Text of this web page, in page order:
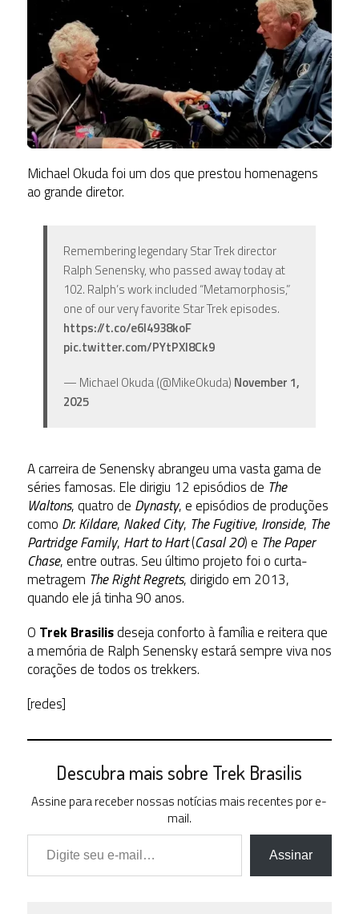
Michael Okuda foi um dos que prestou homenagens
ao grande diretor.
Remembering legendary Star Trek director
Ralph Senensky, who passed away today at
102. Ralph’s work included “Metamorphosis,”
one of our very favorite Star Trek episodes.
https://t.co/e6I4938koF
pic.twitter.com/PYtPXI8Ck9
— Michael Okuda (@MikeOkuda) November 1,
2025
Acarreira de Senensky abrangeu uma vasta gama de
séries famosas. Ele dirigiu 12 episódios de The
Waltons, quatro de Dynasty, e episódios de produções
como Dr. Kildare, Naked City, The Fugitive, Ironside, The
Partridge Family, Hart to Hart(Casal 20)e The Paper
Chase, entre outras. Seu último projeto foi o curta-
metragem The Right Regrets, dirigido em 2013,
quando ele já tinha 90 anos.
O Trek Brasilisdeseja conforto à família e reitera que
a memória de Ralph Senensky estará sempre viva nos
corações de todos os trekkers.
[redes]
Descubra mais sobre Trek Brasilis
Assine para receber nossas notícias mais recentes por e-
mail.
Digite seu e-mail…
Assinar